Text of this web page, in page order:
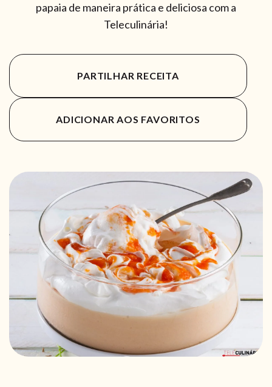
papaia de maneira prática e deliciosa com a
Teleculinária!
PARTILHAR RECEITA
ADICIONAR AOS FAVORITOS